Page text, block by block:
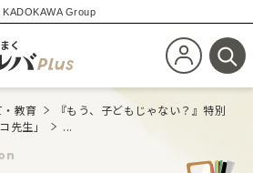
KADOKAWA Group
く
新規会員登
検
・教育
『もう、子どもじゃない？』特別
生」
...